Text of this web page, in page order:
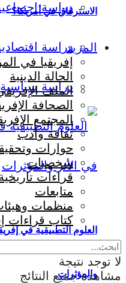
دراسة
دراسة
دراسة سياسية
العلوم التطبيقية في
والمؤثرات
الاسترقاق في أمريكا؟
المزيد
إفريقيا في
الحالة الدينية
الملف
الصحافة
المجتمع
ثقافة وأدب
حوارات
شخصيات
قراءات
متابعات
منظمات
كتاب قراءات
لا توجد نتيجة
مشاهدة جميع النتائج